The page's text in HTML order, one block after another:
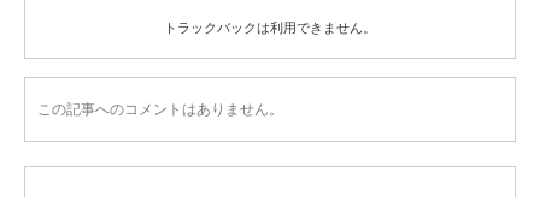
トラックバックは利用できません。
この記事へのコメントはありません。